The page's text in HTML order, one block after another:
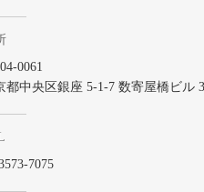
0061
都中央区銀座 5-1-7 数寄屋橋ビル
7075